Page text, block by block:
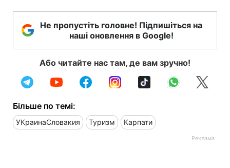
Не пропустіть головне! Підпишіться на
наші оновлення в Google!
Або читайте нас там, де вам зручно!
Більше по темі:
УКраинаСловакия Туризм Карпати